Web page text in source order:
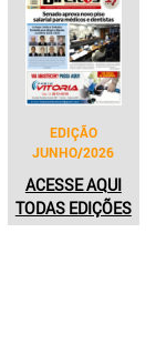
EDIÇÃO
JUNHO/2026
ACESSE AQUI
TODAS EDIÇÕES